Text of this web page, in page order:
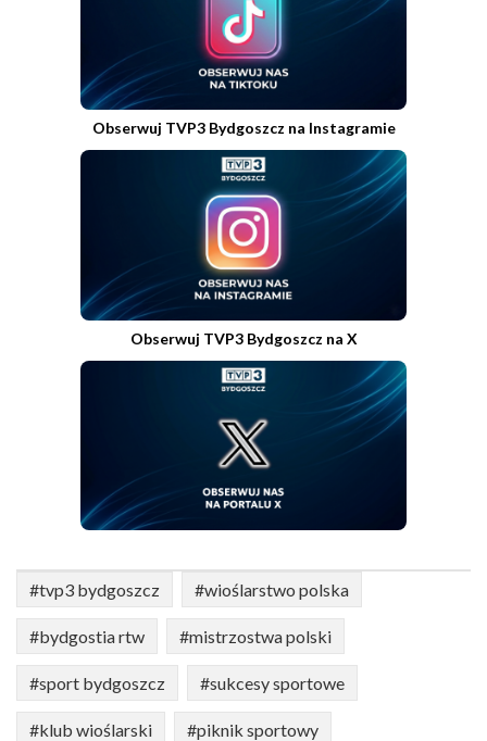
Obserwuj TVP3 Bydgoszcz na Instagramie
Obserwuj TVP3 Bydgoszcz na X
#tvp3 bydgoszcz #wioślarstwo polska
#bydgostia rtw #mistrzostwa polski
#sport bydgoszcz #sukcesy sportowe
#klub wioślarski #piknik sportowy